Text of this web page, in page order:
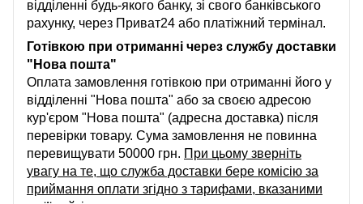
відділенні будь-якого банку, зі свого банківського
рахунку, через Приват24 або платіжний термінал.
Готівкою при отриманні через службу доставки
"Нова пошта"
Оплата замовлення готівкою при отриманні його у
відділенні "Нова пошта" або за своєю адресою
кур'єром "Нова пошта" (адресна доставка) після
перевірки товару. Сума замовлення не повинна
перевищувати 50000 грн. При цьому зверніть
увагу на те, що служба доставки бере комісію за
приймання оплати згідно з тарифами, вказаними